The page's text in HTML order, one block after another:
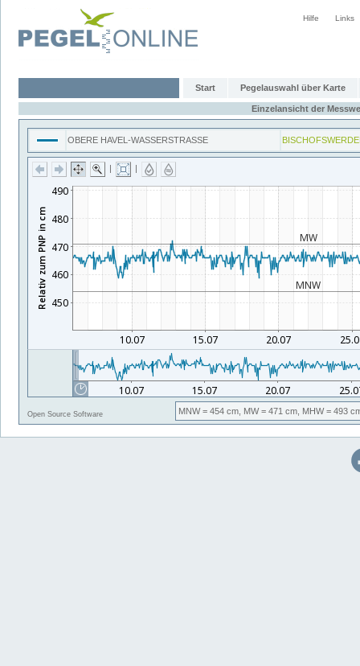
Hilfe Links
Start Pegelauswahl über Karte
Einzelansicht der
OBERE HAVEL-WASSERSTRASSE
| |
Open Source Software MNW= 454 cm, MW= 471 cm, MHW= 493